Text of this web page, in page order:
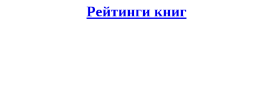
Рейтинги книг